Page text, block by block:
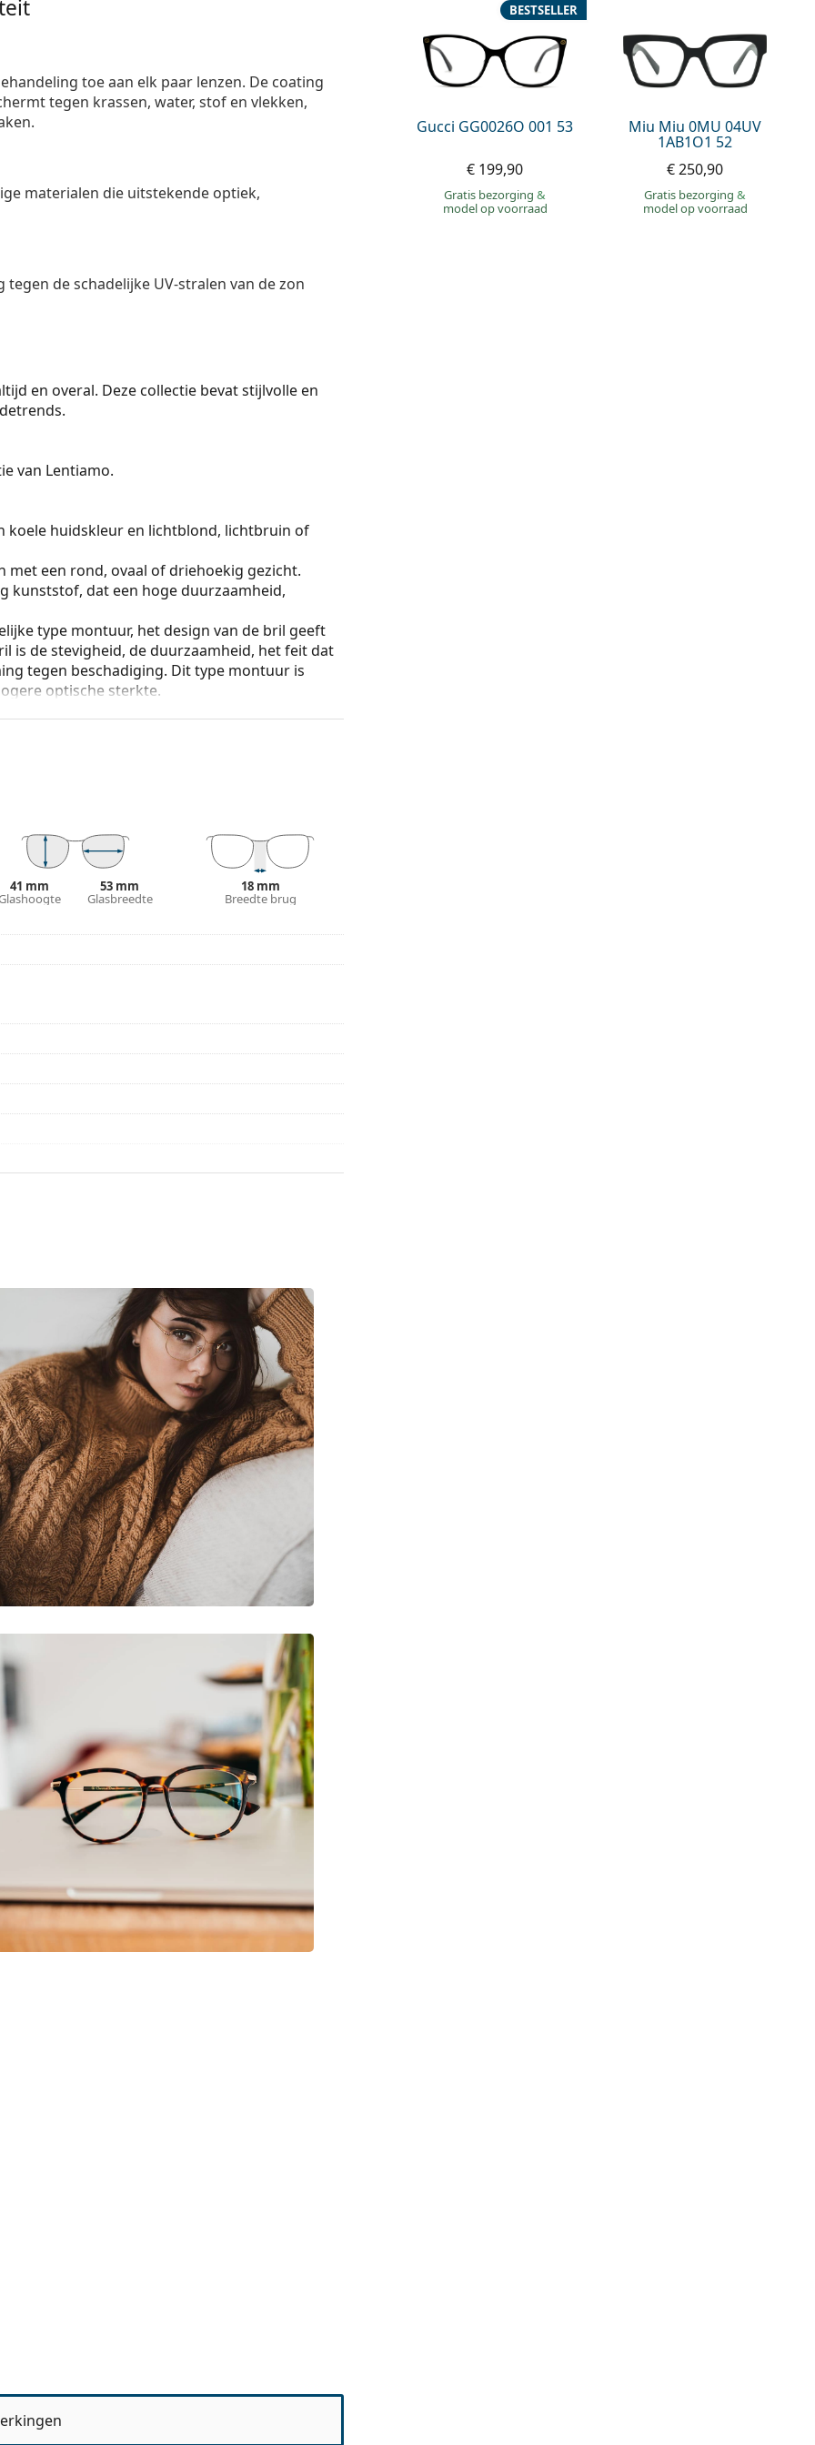
Gucci GG0026O 001 53
BESTSELLER
€ 199,90
Gratis bezorging&
model op voorraad
Miu Miu 0MU 04UV
1AB1O1 52
€ 250,90
Gratis bezorging&
model op voorraad
toe aan elk paar lenzen. De coating
tegen krassen, water, stof en vlekken,
materialen die uitstekende optiek,
de schadelijke UV-stralen van de zon
en overal. Deze collectie bevat stijlvolle en
van Lentiamo.
koele huidskleur en lichtblond, lichtbruin of
een rond, ovaal of driehoekig gezicht.
kunststof, dat een hoge duurzaamheid,
type montuur, het design van de bril geeft
is de stevigheid, de duurzaamheid, het feit dat
tegen beschadiging. Dit type montuur is
optische sterkte.
de koker en het ontwerp kunnen variëren.
van een doekje.
gebruik.
41 mm 53 mm
Glasbreedte
18 mm
Breedte brug